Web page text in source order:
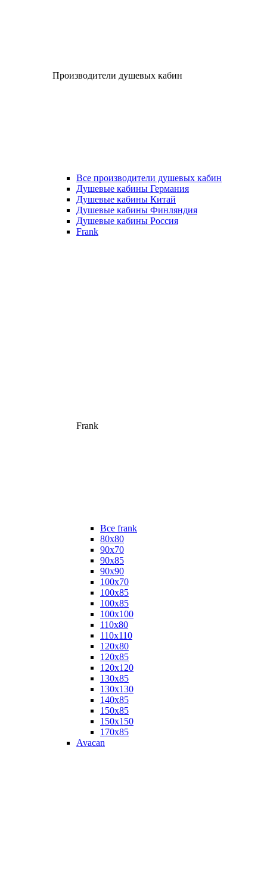
Производители душевых кабин
Все производители душевых кабин
Душевые кабины Германия
Душевые кабины Китай
Душевые кабины Финляндия
Душевые кабины Россия
Frank
Frank
Все frank
80х80
90х70
90х85
90х90
100х70
100х85
100х85
100х100
110х80
110х110
120х80
120х85
120х120
130х85
130х130
140х85
150х85
150х150
170х85
Avacan